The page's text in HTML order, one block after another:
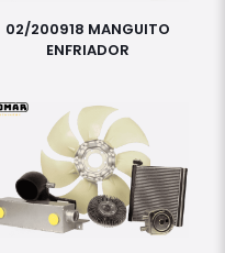
02/200918 MANGUITO
ENFRIADOR